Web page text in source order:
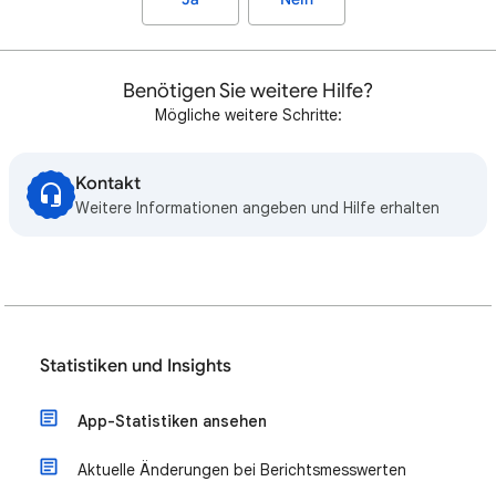
Benötigen Sie weitere Hilfe?
Mögliche weitere Schritte:
Kontakt
Weitere Informationen angeben und Hilfe erhalten
Statistiken und Insights
App-Statistiken ansehen
Aktuelle Änderungen bei Berichtsmesswerten